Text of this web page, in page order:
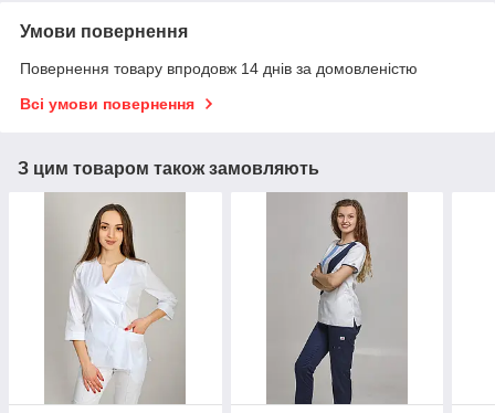
Умови повернення
Повернення товару впродовж 14 днів за домовленістю
Всі умови повернення
З цим товаром також замовляють